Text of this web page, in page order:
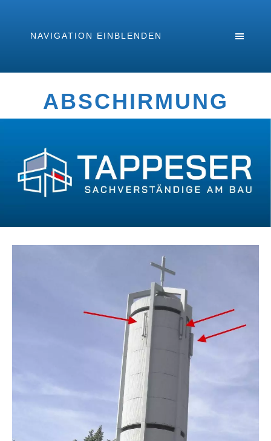
NAVIGATION EINBLENDEN
ABSCHIRMUNG